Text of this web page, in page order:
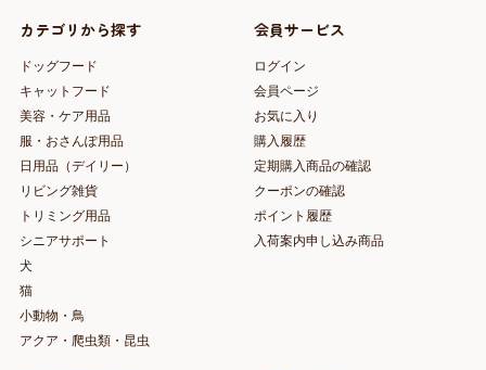
カテゴリから探す
ドッグフード
キャットフード
美容・ケア用品
服・おさんぽ用品
日用品（デイリー）
リビング雑貨
トリミング用品
シニアサポート
犬
猫
小動物・鳥
アクア・爬虫類・昆虫
会員サービス
ログイン
会員ページ
お気に入り
購入履歴
定期購入商品の確認
クーポンの確認
ポイント履歴
入荷案内申し込み商品